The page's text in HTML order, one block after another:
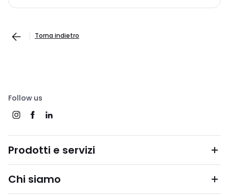
Torna indietro
Follow us
Prodotti e servizi
Chi siamo